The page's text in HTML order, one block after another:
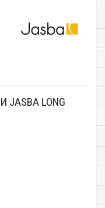
LONG